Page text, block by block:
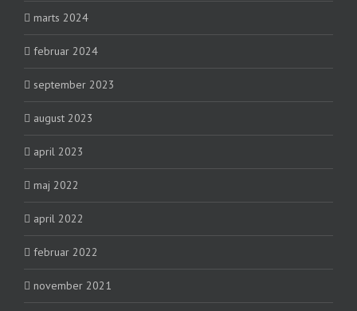
marts 2024
februar 2024
september 2023
august 2023
april 2023
maj 2022
april 2022
februar 2022
november 2021